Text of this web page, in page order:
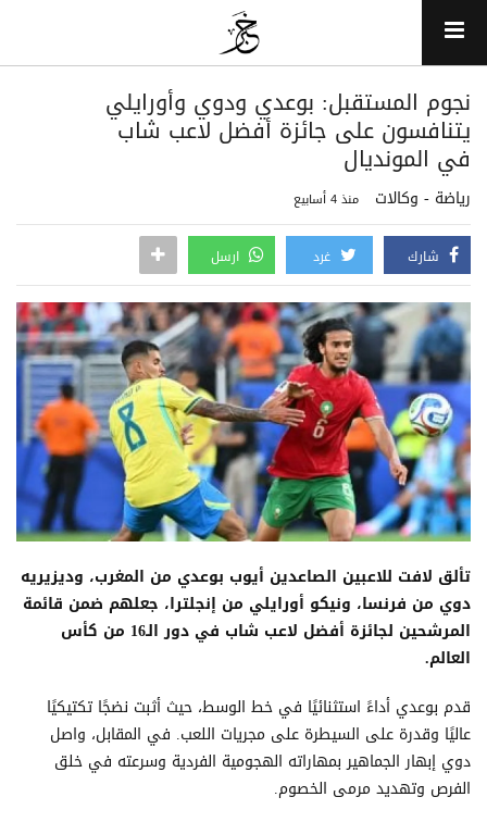
نجوم المستقبل: بوعدي ودوي وأورايلي
يتنافسون على جائزة أفضل لاعب شاب
في المونديال
رياضة - وكالات منذ 4 أسابيع
شارك غرد ارسل
تألق لافت للاعبين الصاعدين أيوب بوعدي من المغرب، وديزيريه
دوي من فرنسا، ونيكو أورايلي من إنجلترا، جعلهم ضمن قائمة
المرشحين لجائزة أفضل لاعب شاب في دور الـ16 من كأس
العالم.
قدم بوعدي أداءً استثنائيًا في خط الوسط، حيث أثبت نضجًا تكتيكيًا
عاليًا وقدرة على السيطرة على مجريات اللعب. في المقابل، واصل
دوي إبهار الجماهير بمهاراته الهجومية الفردية وسرعته في خلق
الفرص وتهديد مرمى الخصوم.